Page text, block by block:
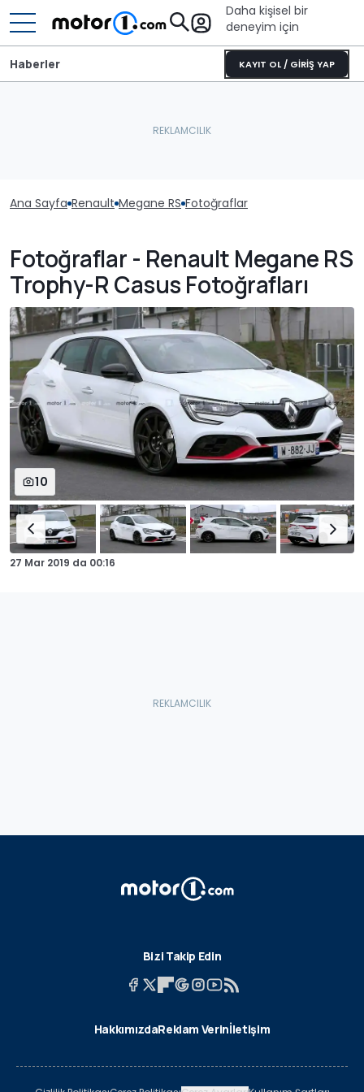
Daha kişisel bir
deneyim için
KAYIT OL / GİRİŞ YAP
Haberler
Ana Sayfa Renault Megane RS Fotoğraflar
Fotoğraflar - Renault Megane RS
Trophy-R Casus Fotoğrafları
10
27 Mar 2019 da 00:16
Bizi Takip Edin
HakkımızdaReklam Verinİletişim